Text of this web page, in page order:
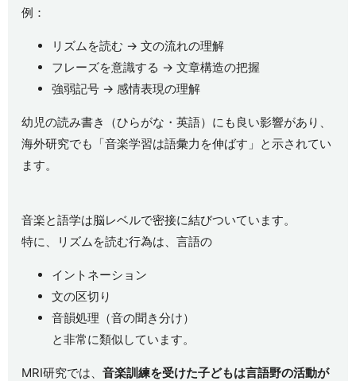
例：
リズムを読む → 文の流れの理解
フレーズを意識する → 文章構造の把握
強弱記号 → 感情表現の理解
幼児の読み書き（ひらがな・英語）にも良い影響があり、
海外研究でも「音楽学習は語彙力を伸ばす」と示されてい
ます。
音楽と語学は脳レベルで密接に結びついています。
特に、リズムを読む行為は、言語の
イントネーション
文の区切り
音韻処理（音の聞き分け）
と非常に類似しています。
MRI研究では、音楽訓練を受けた子どもは言語野の活動が